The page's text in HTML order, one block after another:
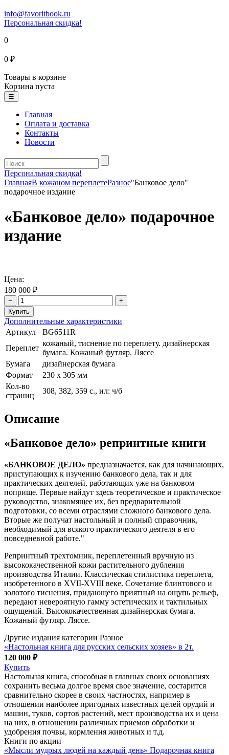
info@favoritbook.ru
Персональная скидка!
0
0 ₽
Товары в корзине
Корзина пуста
☰
Главная
Оплата и доставка
Контакты
Новости
Персональная скидка!
ГлавнаяВ кожаном переплетеРазное"Банковое дело"
подарочное издание
«Банковое дело» подарочное
издание
Цена:
180 000 ₽
− +
Дополнительные характеристики
Артикул
BG6511R
Переплет
кожаный, тиснение по переплету. дизайнерская
бумага. Кожаный футляр. Ляссе
Бумага
дизайнерская бумага
Формат
230 х 305 мм
Кол-во
страниц
308, 382, 359 с., ил: ч/б
Описание
«Банковое дело» репринтные книги
«БАНКОВОЕ ДЕЛО» предназначается, как для начинающих,
приступающих к изучению банкового дела, так и для
практических деятелей, работающих уже на банковом
поприще. Первые найдут здесь теоретическое и практическое
руководство, знакомящее их, без предварительной
подготовки, со всеми отраслями сложного банкового дела.
Вторые же получат настольный и полный справочник,
необходимый для всякого практического деятеля в его
повседневной работе."
Репринтный трехтомник, переплетенный вручную из
высококачественной кожи растительного дубления
производства Италии. Классическая стилистика переплета,
изобретенного в XVII-XVIII веке. Сочетание блинтового и
золотого тиснения, придающего приятный на ощупь рельеф,
передают невероятную гамму эстетических и тактильных
ощущений. Высококачественная дизайнерская бумага.
Кожаный футляр. Ляссе.
Другие издания категории Разное
«Настольная книга для русских сельских хозяев» в 2т.
120 000 ₽
Купить
Настольная книга, способная в главных своих основаниях
сохранить весьма долгое время свое значение, состарится
сравнительно скорее в своих частностях, например в
отношении наиболее пригодных известных целей орудий и
машин, туков, сортов растений, мест производства их и цена
на них, в отношении различных приемов обработки и
удобрения почвы, кормления животных и т.д.
Книги по акции
«Мысли мудрых людей на каждый день» Подарочная книга